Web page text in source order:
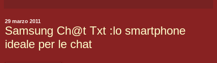
29 marzo 2011
Samsung Ch@t Txt :lo smartphone
ideale per le chat